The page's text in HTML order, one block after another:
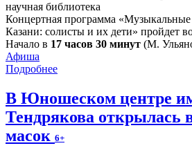
Концертная программа
Казани: солисты и их дети» пройдет
Начало в 17 часов 30 минут (М.
Афиша
Подробнее
В Юношеском центре
Тендрякова открылась
масок 6+